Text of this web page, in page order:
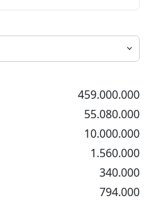
459.000.000
55.080.000
10.000.000
1.560.000
340.000
794.000